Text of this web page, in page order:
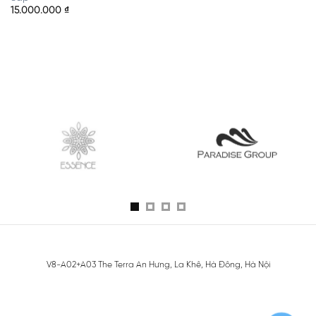
15.000.000 ₫
V8-A02+A03 The Terra An Hưng, La Khê, Hà Đông, Hà Nội